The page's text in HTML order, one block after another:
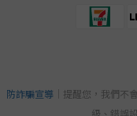
防詐騙宣導 ｜提醒您，我們
級、錯誤